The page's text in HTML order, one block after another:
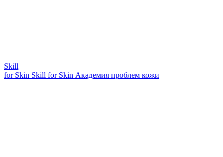
Skill
for Skin Skill for Skin Академия проблем кожи